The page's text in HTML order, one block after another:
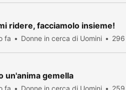
ridere, facciamolo insieme!
fa Donne in cerca di Uomini
un'anima gemella
fa Donne in cerca di Uomini